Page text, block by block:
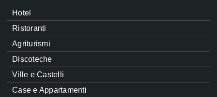
Hotel
Ristoranti
Agriturismi
Discoteche
Ville e Castelli
Case e Appartamenti